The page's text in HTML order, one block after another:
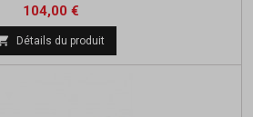
Prix
104,00 €Prix
de
base
Détails du produit